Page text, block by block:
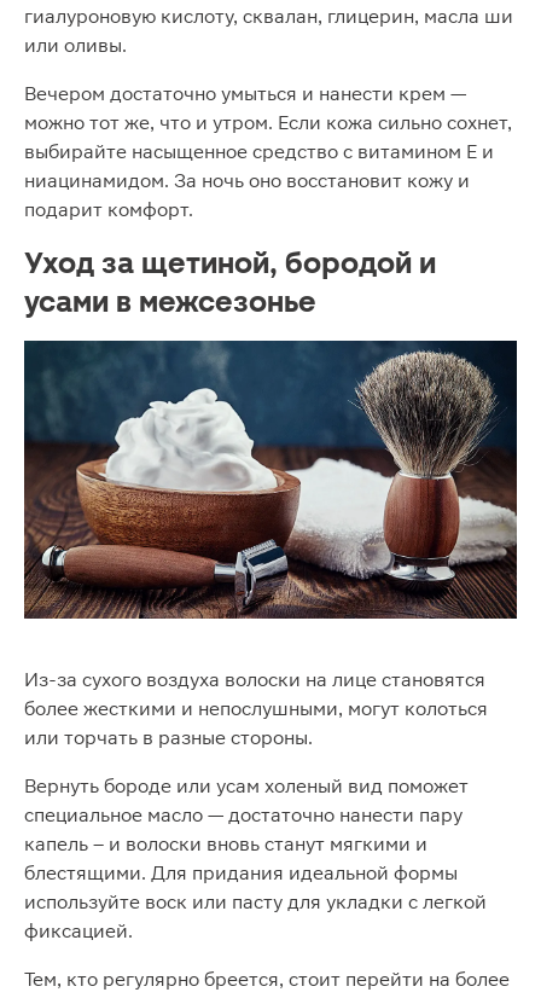
гиалуроновую кислоту, сквалан, глицерин, масла ши
или оливы.
Вечером достаточно умыться и нанести крем —
можно тот же, что и утром. Если кожа сильно сохнет,
выбирайте насыщенное средство с витамином Е и
ниацинамидом. За ночь оно восстановит кожу и
подарит комфорт.
Уход за щетиной, бородой и
усами в межсезонье
Из-за сухого воздуха волоски на лице становятся
более жесткими и непослушными, могут колоться
или торчать в разные стороны.
Вернуть бороде или усам холеный вид поможет
специальное масло — достаточно нанести пару
капель – и волоски вновь станут мягкими и
блестящими. Для придания идеальной формы
используйте воск или пасту для укладки с легкой
фиксацией.
Тем, кто регулярно бреется, стоит перейти на более